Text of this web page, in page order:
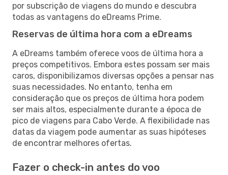
por subscrição de viagens do mundo e descubra
todas as vantagens do eDreams Prime.
Reservas de última hora com a eDreams
A eDreams também oferece voos de última hora a
preços competitivos. Embora estes possam ser mais
caros, disponibilizamos diversas opções a pensar nas
suas necessidades. No entanto, tenha em
consideração que os preços de última hora podem
ser mais altos, especialmente durante a época de
pico de viagens para Cabo Verde. A flexibilidade nas
datas da viagem pode aumentar as suas hipóteses
de encontrar melhores ofertas.
Fazer o check-in antes do voo